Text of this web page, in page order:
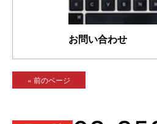
お問い合わせ
« 前のページ